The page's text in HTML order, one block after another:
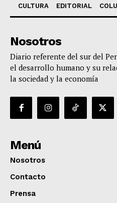
CULTURA
EDITORIAL
Nosotros
Diario referente del sur del
el desarrollo humano y su
la sociedad y la economía
Menú
Nosotros
Contacto
Prensa